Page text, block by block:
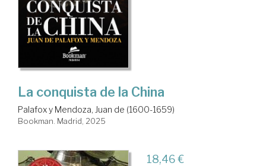
La conquista de la China
Palafox y Mendoza, Juan de (1600-1659)
Bookman. Madrid, 2025
18,46 €